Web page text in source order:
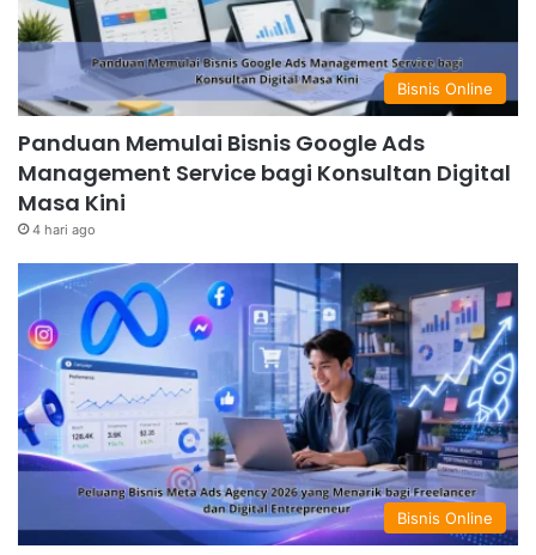
Bisnis Online
Panduan Memulai Bisnis Google Ads
Management Service bagi Konsultan Digital
Masa Kini
4 hari ago
Bisnis Online